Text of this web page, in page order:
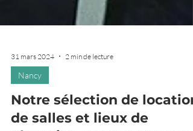
31 mars 2024
Nancy
Notre sélection de location